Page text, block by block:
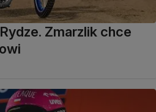
Zmarzlik chce